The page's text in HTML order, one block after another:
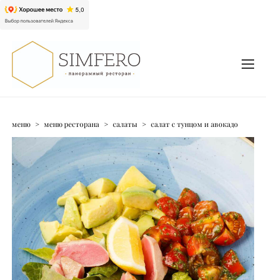
меню > меню ресторана > салаты > салат с тунцом и авокадо